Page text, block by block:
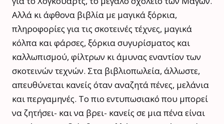
Αλλά κι άφθονα βιβλία με μαγικά ξόρκια,
πληροφορίες για τις σκοτεινές τέχνες, μαγικά
κόλπα και φάρσες, ξόρκια συγυρίσματος και
καλλωπισμού, φίλτρων κι άμυνας εναντίον των
σκοτεινών τεχνών. Στα βιβλιοπωλεία, άλλωστε,
απευθύνεται κανείς όταν αναζητά πένες, μελάνια
και περγαμηνές. Το πιο εντυπωσιακό που μπορεί
να ζητήσει- και να βρει- κανείς σε μια πένα είναι